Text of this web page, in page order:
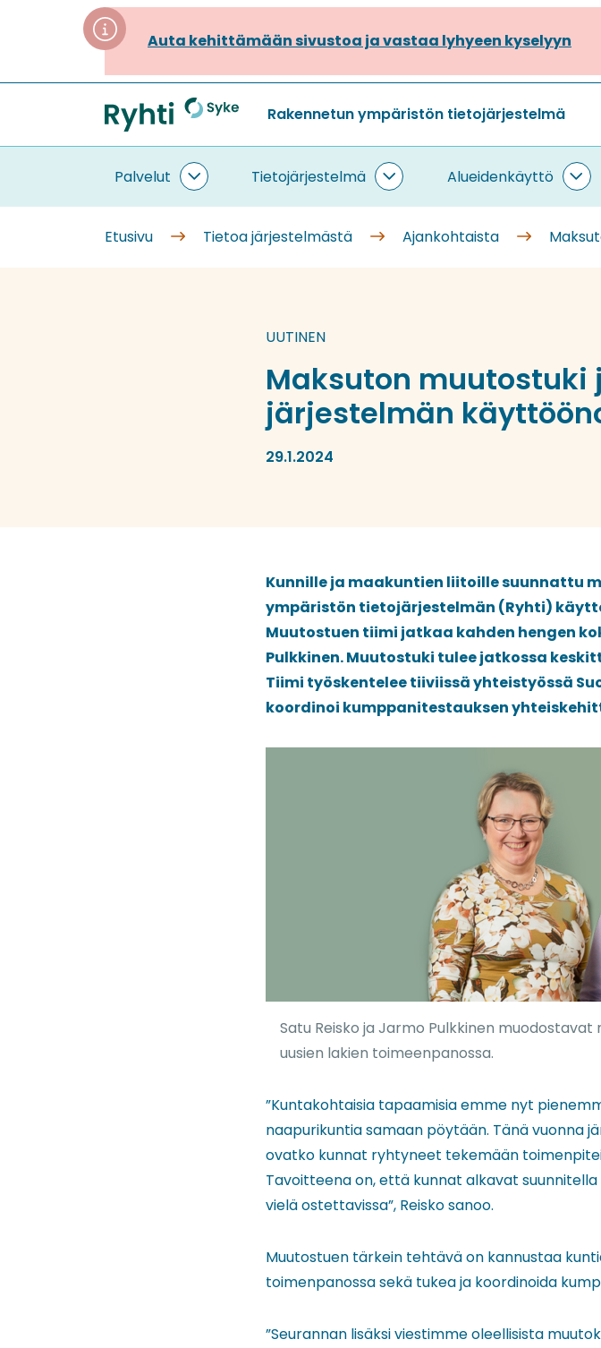
Siirry
sisältöönAuta kehittämään sivustoa ja vastaa lyhyeen kyselyyn
Etusivu
Rakennetun ympäristön tietojärjestelmä
Palvelut
Palvelut
alasivut
Tietojärjestelmä
Tietojärjestelmä
alasivut
Alueidenkäyttö
Etusivu
Tietoa järjestelmästä Ajankohtaista
UUTINEN
Maksuton
järjestelmän
29.1.2024
Kunnille ja maakuntien liitoille suunnattu
ympäristön tietojärjestelmän (Ryhti)
Muutostuen tiimi jatkaa kahden hengen
Pulkkinen. Muutostuki tulee jatkossa
Tiimi työskentelee tiiviissä yhteistyössä
koordinoi kumppanitestauksen
Satu Reisko ja Jarmo Pulkkinen
uusien lakien toimeenpanossa.
”Kuntakohtaisia tapaamisia emme nyt
naapurikuntia samaan pöytään. Tänä vuonna
ovatko kunnat ryhtyneet tekemään
Tavoitteena on, että kunnat alkavat
vielä ostettavissa”, Reisko sanoo.
Muutostuen tärkein tehtävä on kannustaa
toimenpanossa sekä tukea ja koordinoida
”Seurannan lisäksi viestimme oleellisista